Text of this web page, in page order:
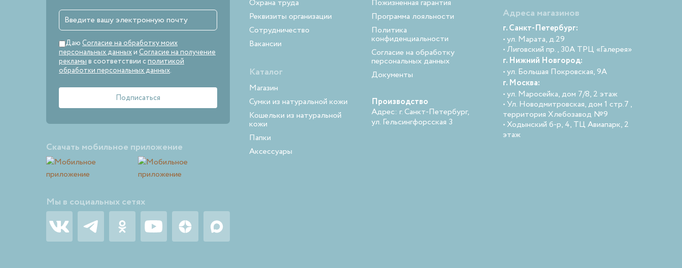
Даю Согласие на обработку моих
персональных данныхи Согласие на получение
рекламыв соответствии сполитикой
обработки персональных данных.
Скачать мобильное приложение
Мы в социальных сетях
Охрана труда
Реквизиты организации
Сотрудничество
Вакансии
Каталог
Магазин
Сумки из натуральной кожи
Кошельки из натуральной
кожи
Папки
Аксессуары
Пожизненная гарантия
Программа лояльности
Политика
конфиденциальности
Согласие на обработку
персональных данных
Документы
Производство
Адрес: г. Санкт-Петербург,
ул. Гельсингфорсская 3
Адреса магазинов
г. Санкт-Петербург:
• ул. Марата, д.29
• Лиговский пр., 30А ТРЦ «Галерея»
г. Нижний Новгород:
• ул. Большая Покровская, 9А
г. Москва:
• ул. Маросейка, дом 7/8, 2 этаж
• Ул. Новодмитровская, дом 1 стр.7 ,
территория Хлебозавод №9
• Ходынский б-р, 4, ТЦ Авиапарк, 2
этаж